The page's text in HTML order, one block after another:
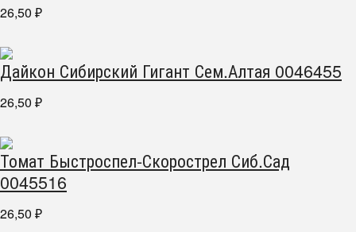
26,50 ₽
Дайкон Сибирский Гигант Сем.Алтая 0046455
26,50 ₽
Томат Быстроспел-Скорострел Сиб.Сад
0045516
26,50 ₽